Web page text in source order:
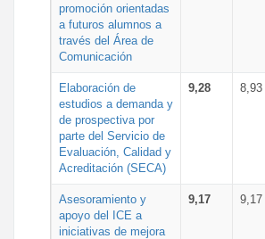
promoción orientadas
a futuros alumnos a
través del Área de
Comunicación
Elaboración de
estudios a demanda y
de prospectiva por
parte del Servicio de
Evaluación, Calidad y
Acreditación (SECA)
9,28 8,93
Asesoramiento y
apoyo del ICE a
iniciativas de mejora
9,17 9,17